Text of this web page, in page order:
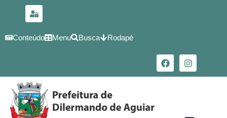
conteúdo
Conteúdo Menu Busca Rodapé